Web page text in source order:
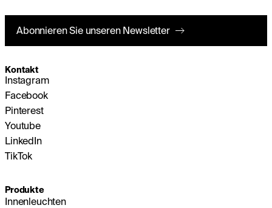
Abonnieren Sie unseren Newsletter
Kontakt
Instagram
Facebook
Pinterest
Youtube
LinkedIn
TikTok
Produkte
Innenleuchten